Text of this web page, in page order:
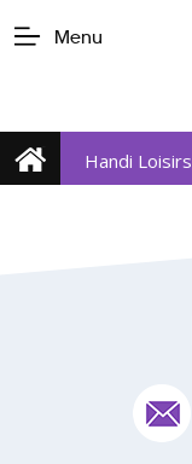
Menu
Handi Loisirs